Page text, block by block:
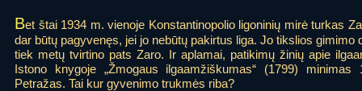
Bet štai 1934 m. vienoje Konstantinopolio ligoninių mirė turkas
dar būtų pagyvenęs, jei jo nebūtų pakirtus liga. Jo tikslios
tiek metų tvirtino pats Zaro. Ir aplamai, patikimų žinių apie
Istono knygoje „Žmogaus ilgaamžiškumas“ (1799)
Petražas. Tai kur gyvenimo trukmės riba?